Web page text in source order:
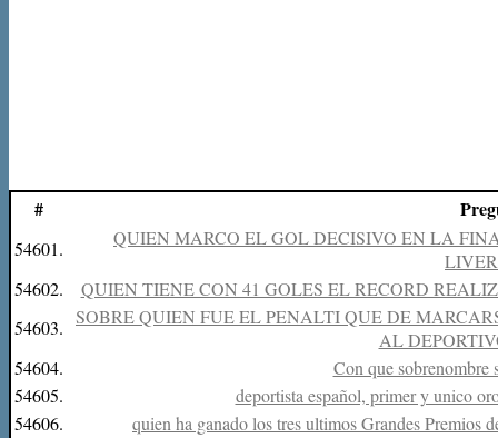
#
54601.
QUIEN MARCO EL GOL DECISIVO EN LA
54602.
QUIEN TIENE CON 41 GOLES EL RECORD
54603. SOBRE QUIEN FUE EL PENALTI QUE DE
AL
54604.
Con que
54605.
deportista español, primer y unico
54606.
quien ha ganado los tres ultimos Grandes Premios